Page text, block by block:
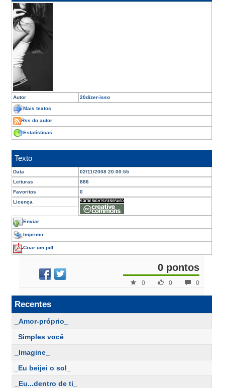
Autor 20dizer-isso
Mais textos
Rss do autor
Estatísticas
Texto
Data
02/11/2008 20:00:55
Leituras
886
Favoritos
0
Licença
Enviar
Imprimir
Criar um pdf
0 pontos
0
0
0
Recentes
_Amor-próprio_
_Simples você_
_Imagine_
_Eu beijei o sol_
_Eu...dentro de ti_